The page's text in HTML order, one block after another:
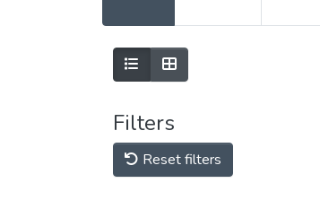
Filters
Reset filters